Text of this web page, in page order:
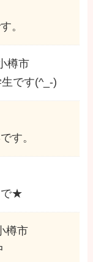
。
樽市
です(^_-)
す。
で★
樽市